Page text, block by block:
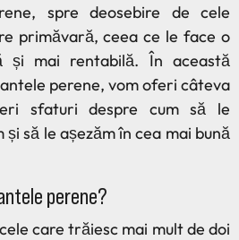
spre deosebire de cele
primăvară, ceea ce le face o
și mai rentabilă. În această
perene, vom oferi câteva
sfaturi despre cum să le
să le așezăm în cea mai bună
perene?
care trăiesc mai mult de doi